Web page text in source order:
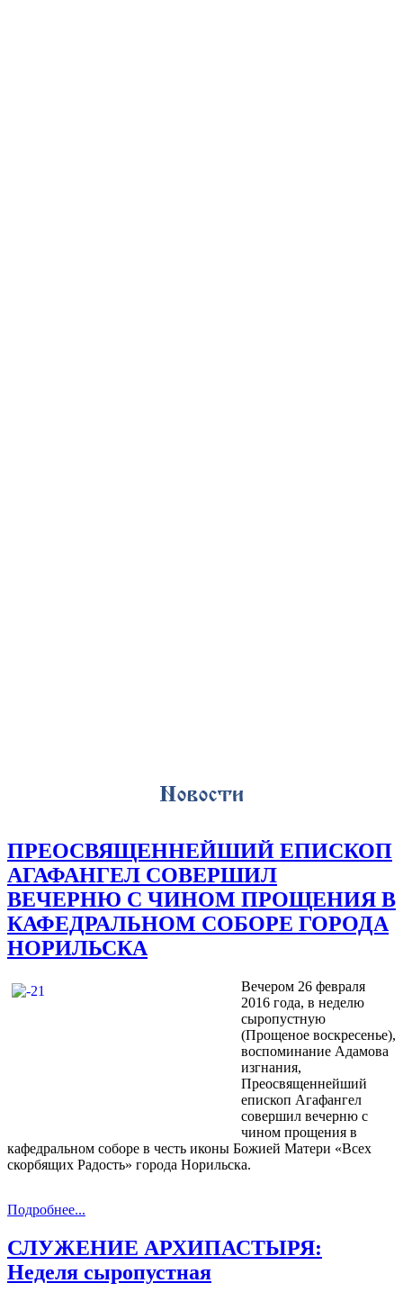
ПРЕОСВЯЩЕННЕЙШИЙ ЕПИСКОП
АГАФАНГЕЛ СОВЕРШИЛ
ВЕЧЕРНЮ С ЧИНОМ ПРОЩЕНИЯ В
КАФЕДРАЛЬНОМ СОБОРЕ ГОРОДА
НОРИЛЬСКА
Вечером 26 февраля
2016 года, в неделю
сыропустную
(Прощеное воскресенье),
воспоминание Адамова
изгнания,
Преосвященнейший
епископ Агафангел
совершил вечерню с
чином прощения в
кафедральном соборе в честь иконы Божией Матери «Всех
скорбящих Радость» города Норильска.
Подробнее...
СЛУЖЕНИЕ АРХИПАСТЫРЯ:
Неделя сыропустная